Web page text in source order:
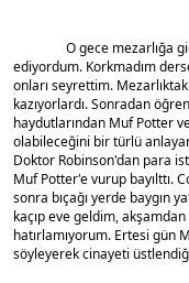
ediyordum. Korkmadım
onları seyrettim.
kazıyorlardı. Sonradan
haydutlarından Muf Potter
olabileceğini bir türlü
Doktor Robinson'dan para
Muf Potter'e vurup bayılttı.
sonra bıçağı yerde baygın
kaçıp eve geldim,
hatırlamıyorum. Ertesi gün
söyleyerek cinayeti